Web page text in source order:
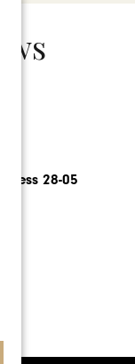
28-05